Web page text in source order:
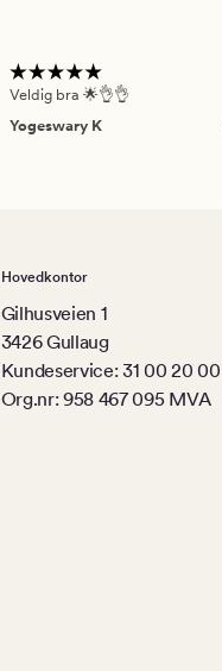
Veldig bra 🌟👌👌
Yogeswary K
Hovedkontor
Gilhusveien 1
3426 Gullaug
Kundeservice: 31 00 20 00
Org.nr: 958 467 095 MVA